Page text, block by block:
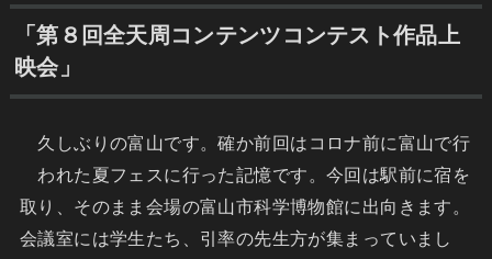
「第８回全天周コンテンツコンテスト作品上
映会」
久しぶりの富山です。確か前回はコロナ前に富山で行
われた夏フェスに行った記憶です。今回は駅前に宿を
取り、そのまま会場の富山市科学博物館に出向きます。
会議室には学生たち、引率の先生方が集まっていまし